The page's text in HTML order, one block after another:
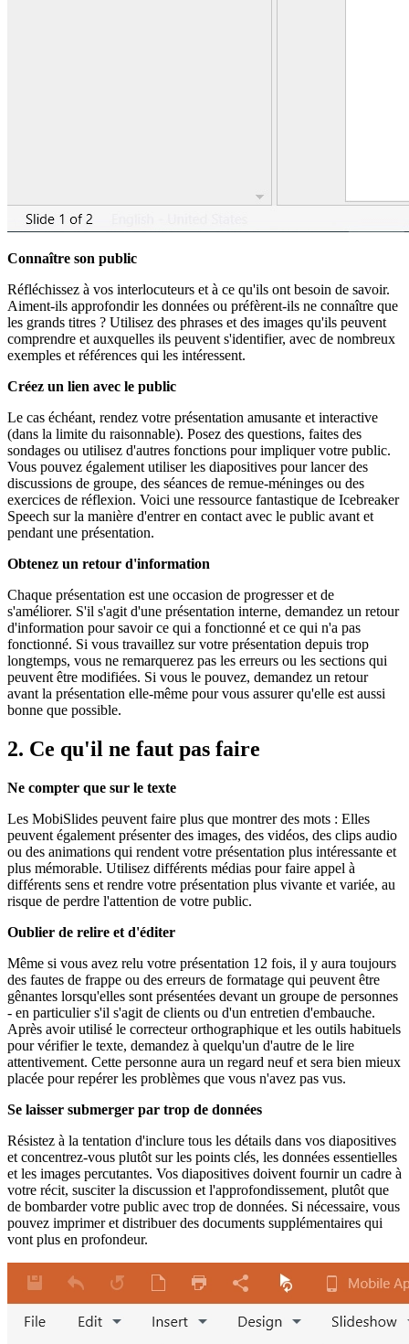
Connaître son public
Réfléchissez à vos interlocuteurs et à ce qu'ils ont besoin de savoir.
Aiment-ils approfondir les données ou préfèrent-ils ne connaître que
les grands titres ? Utilisez des phrases et des images qu'ils peuvent
comprendre et auxquelles ils peuvent s'identifier, avec de nombreux
exemples et références qui les intéressent.
Créez un lien avec le public
Le cas échéant, rendez votre présentation amusante et interactive
(dans la limite du raisonnable). Posez des questions, faites des
sondages ou utilisez d'autres fonctions pour impliquer votre public.
Vous pouvez également utiliser les diapositives pour lancer des
discussions de groupe, des séances de remue-méninges ou des
exercices de réflexion. Voici une ressource fantastique de Icebreaker
Speech sur la manière d'entrer en contact avec le public avant et
pendant une présentation.
Obtenez un retour d'information
Chaque présentation est une occasion de progresser et de
s'améliorer. S'il s'agit d'une présentation interne, demandez un retour
d'information pour savoir ce qui a fonctionné et ce qui n'a pas
fonctionné. Si vous travaillez sur votre présentation depuis trop
longtemps, vous ne remarquerez pas les erreurs ou les sections qui
peuvent être modifiées. Si vous le pouvez, demandez un retour
avant la présentation elle-même pour vous assurer qu'elle est aussi
bonne que possible.
2. Ce qu'il ne faut pas faire
Ne compter que sur le texte
Les MobiSlides peuvent faire plus que montrer des mots : Elles
peuvent également présenter des images, des vidéos, des clips audio
ou des animations qui rendent votre présentation plus intéressante et
plus mémorable. Utilisez différents médias pour faire appel à
différents sens et rendre votre présentation plus vivante et variée, au
risque de perdre l'attention de votre public.
Oublier de relire et d'éditer
Même si vous avez relu votre présentation 12 fois, il y aura toujours
des fautes de frappe ou des erreurs de formatage qui peuvent être
gênantes lorsqu'elles sont présentées devant un groupe de personnes
- en particulier s'il s'agit de clients ou d'un entretien d'embauche.
Après avoir utilisé le correcteur orthographique et les outils habituels
pour vérifier le texte, demandez à quelqu'un d'autre de le lire
attentivement. Cette personne aura un regard neuf et sera bien mieux
placée pour repérer les problèmes que vous n'avez pas vus.
Se laisser submerger par trop de données
Résistez à la tentation d'inclure tous les détails dans vos diapositives
et concentrez-vous plutôt sur les points clés, les données essentielles
et les images percutantes. Vos diapositives doivent fournir un cadre à
votre récit, susciter la discussion et l'approfondissement, plutôt que
de bombarder votre public avec trop de données. Si nécessaire, vous
pouvez imprimer et distribuer des documents supplémentaires qui
vont plus en profondeur.